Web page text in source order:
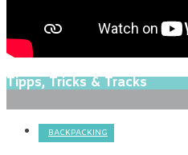
Tipps, Tricks & Tracks
BACKPACKING